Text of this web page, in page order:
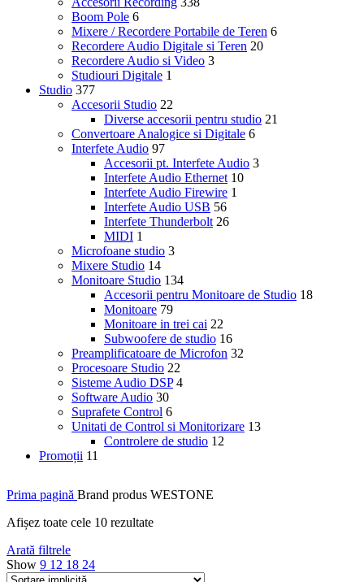
Boom Pole 6
Mixere / Recordere Portabile de Teren 6
Recordere Audio Digitale si Teren 20
Recordere Audio si Video 3
Studiouri Digitale 1
Studio 377
Accesorii Studio 22
Diverse accesorii pentru studio 21
Convertoare Analogice si Digitale 6
Interfete Audio 97
Accesorii pt. Interfete Audio 3
Interfete Audio Ethernet 10
Interfete Audio Firewire 1
Interfete Audio USB 56
Interfete Thunderbolt 26
MIDI 1
Microfoane studio 3
Mixere Studio 14
Monitoare Studio 134
Accesorii pentru Monitoare de Studio 18
Monitoare 79
Monitoare in trei cai 22
Subwoofere de studio 16
Preamplificatoare de Microfon 32
Procesoare Studio 22
Sisteme Audio DSP 4
Software Audio 30
Suprafete Control 6
Unitati de Control si Monitorizare 13
Controlere de studio 12
Promoții 11
Prima pagină Brand produs WESTONE
Afișez toate cele 10 rezultate
Arată filtrele
Show 9 12 18 24